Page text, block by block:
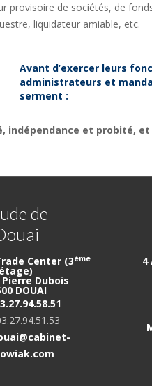
provisoire de sociétés, de
liquidateur amiable, etc.
Avant d’exercer leurs
administrateurs et
serment :
indépendance et probité,
de
Center (3ème
étage)
Pierre Dubois
DOUAI
4